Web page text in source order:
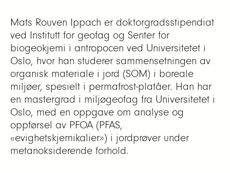
Mats Rouven Ippach er doktorgradsstipendiat
ved Institutt for geofag og Senter for
biogeokjemi i antropocen ved Universitetet i
Oslo, hvor han studerer sammensetningen av
organisk materiale i jord (SOM) i boreale
miljøer, spesielt i permafrost-platåer. Han har
en mastergrad i miljøgeofag fra Universitetet i
Oslo, med en oppgave om analyse og
oppførsel av PFOA (PFAS,
«evighetskjemikalier») i jordprøver under
metanoksiderende forhold.